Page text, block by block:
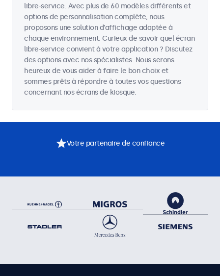
libre-service. Avec plus de 60 modèles différents et
options de personnalisation complète, nous
proposons une solution d'affichage adaptée à
chaque environnement. Curieux de savoir quel écran
libre-service convient à votre application ? Discutez
des options avec nos spécialistes. Nous serons
heureux de vous aider à faire le bon choix et
sommes prêts à répondre à toutes vos questions
concernant nos écrans de kiosque.
Votre partenaire de confiance